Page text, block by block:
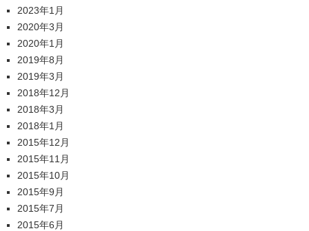
2023年1月
2020年3月
2020年1月
2019年8月
2019年3月
2018年12月
2018年3月
2018年1月
2015年12月
2015年11月
2015年10月
2015年9月
2015年7月
2015年6月